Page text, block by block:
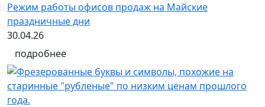
Режим работы офисов продаж на Майские
праздничные дни
30.04.26
подробнее